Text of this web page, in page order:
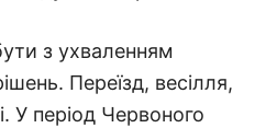
з ухваленням
Переїзд, весілля,
У період Червоного